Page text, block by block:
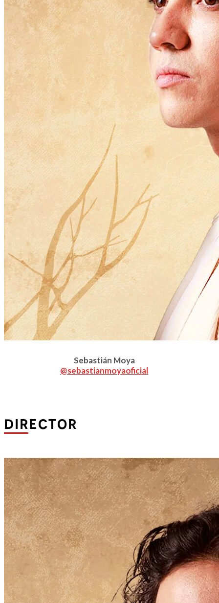
Sebastián Moya
@sebastianmoyaoficial
DIRECTOR